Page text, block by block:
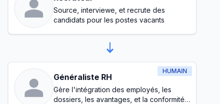
Source, interviewe, et recrute des
candidats pour les postes vacants
HUMAIN
Généraliste RH
Gère l'intégration des employés, les
dossiers, les avantages, et la conformité